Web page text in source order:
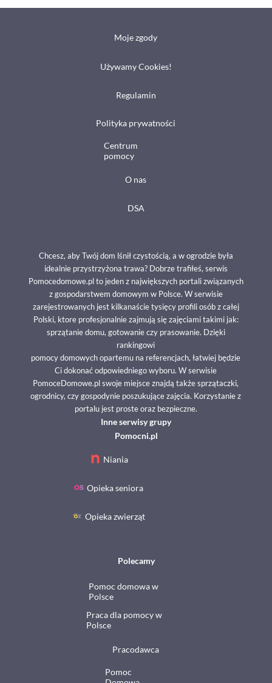
Moje zgody
Używamy Cookies!
Regulamin
Polityka prywatności
Centrum
pomocy
O nas
DSA
Chcesz, aby Twój dom lśnił czystością, a w ogrodzie była
idealnie przystrzyżona trawa? Dobrze trafiłeś, serwis
Pomocedomowe.pl to jeden z największych portali związanych
z gospodarstwem domowym w Polsce. W serwisie
zarejestrowanych jest kilkanaście tysięcy profili osób z całej
Polski, ktore profesjonalnie zajmują się zajęciami takimi jak:
sprzątanie domu, gotowanie czy prasowanie. Dzięki
rankingowi
pomocy domowych opartemu na referencjach, łatwiej będzie
Ci dokonać odpowiedniego wyboru. W serwisie
PomoceDomowe.pl swoje miejsce znajdą także sprzątaczki,
ogrodnicy, czy gospodynie poszukujące zajęcia. Korzystanie z
portalu jest proste oraz bezpieczne.
Niania
Opieka seniora
Opieka zwierząt
Inne serwisy grupy
Pomocni.pl
Pomoc domowa w
Polsce
Praca dla pomocy w
Polsce
Pracodawca
Pomoc
Polecamy